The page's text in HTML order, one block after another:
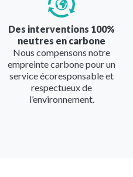
Des interventions 100%
neutres en carbone
Nous compensons notre
empreinte carbone pour un
service écoresponsable et
respectueux de
l’environnement.